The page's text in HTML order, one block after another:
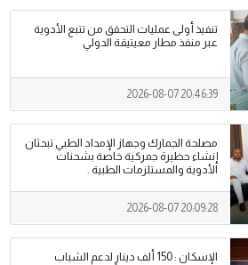
تنفيذ أولى عمليات التحقق من تتبع الأدوية
عبر منفذ مطار معيتيقة الدولي
2026-08-07 20:46:39
مصلحة الجمارك وجهاز الإمداد الطبي تبحثان
إنشاء حظيرة جمركية خاصة بشحنات
الأدوية والمستلزمات الطبية .
2026-08-07 20:09:28
الإسكان : 150 ألف دينار لدعم الشباب